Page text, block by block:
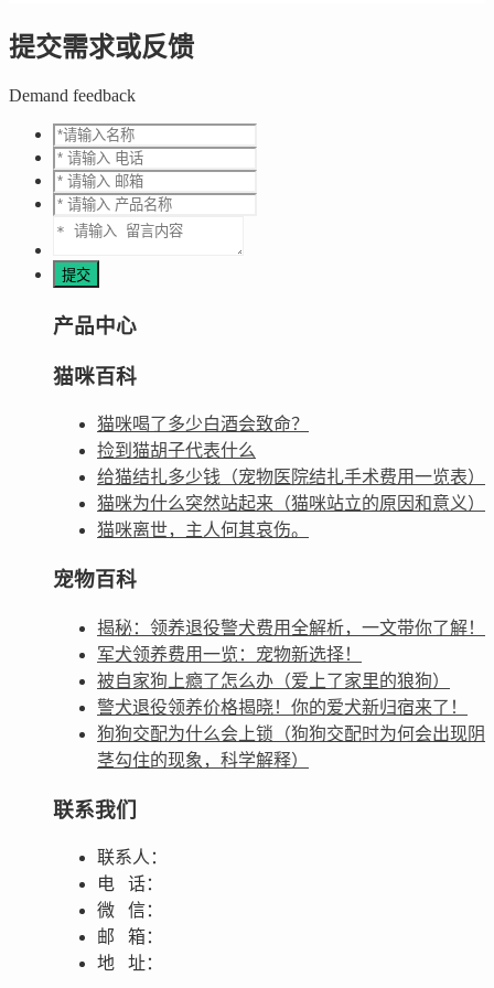
提交需求或反馈
Demand feedback
产品中心
猫咪百科
猫咪喝了多少白酒会致命？
捡到猫胡子代表什么
给猫结扎多少钱（宠物医院结扎手术费用一览表）
猫咪为什么突然站起来（猫咪站立的原因和意义）
猫咪离世，主人何其哀伤。
宠物百科
揭秘：领养退役警犬费用全解析，一文带你了解！
军犬领养费用一览：宠物新选择！
被自家狗上瘾了怎么办（爱上了家里的狼狗）
警犬退役领养价格揭晓！你的爱犬新归宿来了！
狗狗交配为什么会上锁（狗狗交配时为何会出现阴
茎勾住的现象，科学解释）
联系我们
联系人：
电 话：
微 信：
邮 箱：
地 址：